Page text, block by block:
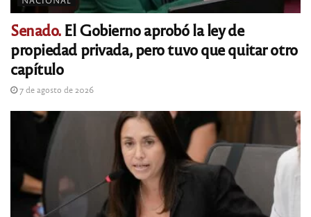
Senado.El Gobierno aprobó la ley de
propiedad privada, pero tuvo que quitar otro
capítulo
7 de agosto de 2026